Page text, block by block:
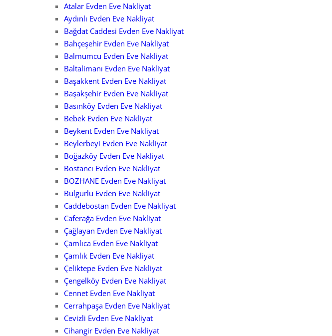
Atalar Evden Eve Nakliyat
Aydınlı Evden Eve Nakliyat
Bağdat Caddesi Evden Eve Nakliyat
Bahçeşehir Evden Eve Nakliyat
Balmumcu Evden Eve Nakliyat
Baltalimanı Evden Eve Nakliyat
Başakkent Evden Eve Nakliyat
Başakşehir Evden Eve Nakliyat
Basınköy Evden Eve Nakliyat
Bebek Evden Eve Nakliyat
Beykent Evden Eve Nakliyat
Beylerbeyi Evden Eve Nakliyat
Boğazköy Evden Eve Nakliyat
Bostancı Evden Eve Nakliyat
BOZHANE Evden Eve Nakliyat
Bulgurlu Evden Eve Nakliyat
Caddebostan Evden Eve Nakliyat
Caferağa Evden Eve Nakliyat
Çağlayan Evden Eve Nakliyat
Çamlıca Evden Eve Nakliyat
Çamlık Evden Eve Nakliyat
Çeliktepe Evden Eve Nakliyat
Çengelköy Evden Eve Nakliyat
Cennet Evden Eve Nakliyat
Cerrahpaşa Evden Eve Nakliyat
Cevizli Evden Eve Nakliyat
Cihangir Evden Eve Nakliyat